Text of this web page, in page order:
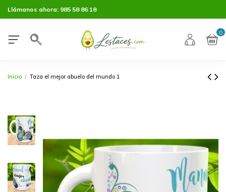
Llámanos ahora: 985 58 86 18
0
Inicio Taza el mejor abuelo del mundo 1